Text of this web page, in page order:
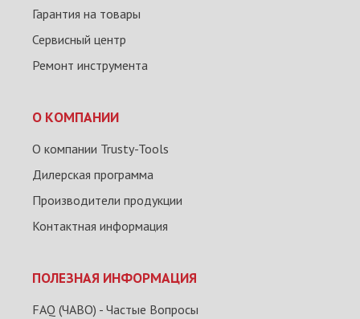
Гарантия на товары
Сервисный центр
Ремонт инструмента
О КОМПАНИИ
О компании Trusty-Tools
Дилерская программа
Производители продукции
Контактная информация
ПОЛЕЗНАЯ ИНФОРМАЦИЯ
FAQ (ЧАВО) - Частые Вопросы